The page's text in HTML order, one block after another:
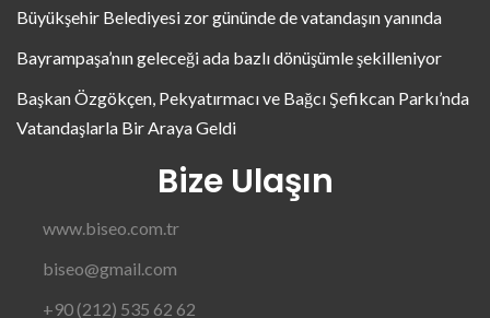
Büyükşehir Belediyesi zor gününde de vatandaşın yanında
Bayrampaşa’nın geleceği ada bazlı dönüşümle şekilleniyor
Başkan Özgökçen, Pekyatırmacı ve Bağcı Şefikcan Parkı’nda
Vatandaşlarla Bir Araya Geldi
Bize Ulaşın
www.biseo.com.tr
biseo@gmail.com
+90 (212) 535 62 62